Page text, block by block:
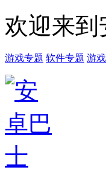
欢迎来到
游戏专题 软件专题 游戏